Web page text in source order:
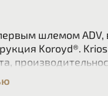
шлемом ADV,
Koroyd®.
компромиссы.
благодаря